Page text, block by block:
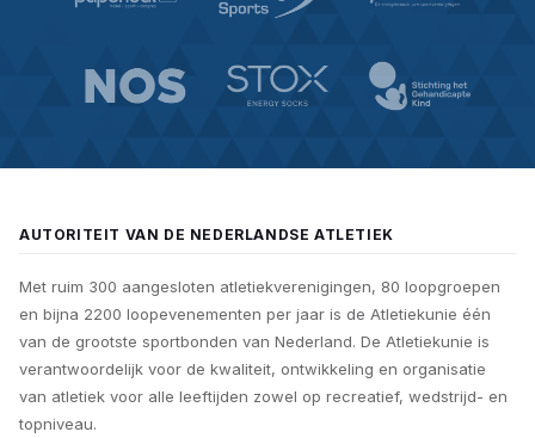
AUTORITEIT VAN DE NEDERLANDSE ATLETIEK
Met ruim 300 aangesloten atletiekverenigingen, 80 loopgroepen
en bijna 2200 loopevenementen per jaar is de Atletiekunie één
van de grootste sportbonden van Nederland. De Atletiekunie is
verantwoordelijk voor de kwaliteit, ontwikkeling en organisatie
van atletiek voor alle leeftijden zowel op recreatief, wedstrijd- en
topniveau.